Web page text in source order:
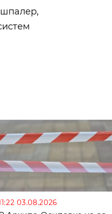
03.08.2026